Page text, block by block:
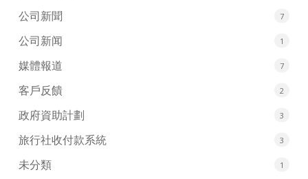
公司新聞 7
公司新闻 1
媒體報道 7
客戶反饋 2
政府資助計劃 3
旅行社收付款系統 3
未分類 1